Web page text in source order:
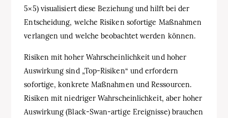
5×5) visualisiert diese Beziehung und hilft bei der
Entscheidung, welche Risiken sofortige Maßnahmen
verlangen und welche beobachtet werden können.
Risiken mit hoher Wahrscheinlichkeit und hoher
Auswirkung sind „Top-Risiken“ und erfordern
sofortige, konkrete Maßnahmen und Ressourcen.
Risiken mit niedriger Wahrscheinlichkeit, aber hoher
Auswirkung (Black-Swan-artige Ereignisse) brauchen